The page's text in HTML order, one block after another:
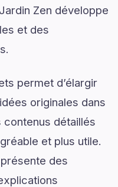
Zen développe
et des
permet d’élargir
originales dans
contenus détaillés
et plus utile.
des